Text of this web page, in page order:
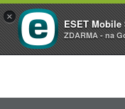
×
ESET Mobile
ZDARMA - na